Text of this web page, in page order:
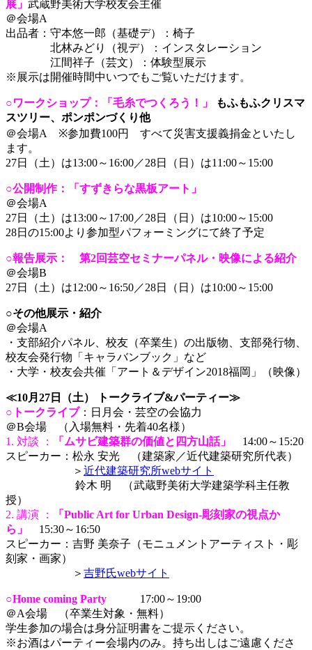
展」 武蔵野美術大学校友会主催
＠会場A
出品者：守本悠一郎（基礎デ）：椅子
北林みどり（視デ）：インスタレーション
江間祥子（芸文）：体験型展示
※展示は開催時間中いつでもご覧いただけます。
○ワークショップ：「毛糸でつくろう！」
もふもふクリスマ
スツリー、ポンポンづくり他
＠会場A
※参加費100円 すべて災害支援義捐金といたし
ます。
27日（土）は13:00～16:00／28日（日）は11:00～15:00
○公開制作：「すずきらな黒板アート」
＠会場A
27日（土）は13:00～17:00／28日（日）は10:00～15:00
28日の15:00より参加型パフォーミングにて終了予定
○報告展示： 第2回芸空セミナーパネル・映像による紹介
＠会場B
27日（土）は12:00～16:50／28日（日）は10:00～15:00
○その他展示・紹介
＠会場A
・支部紹介パネル、校友（卒業生）の出版物、支部発行物、
校友会発行物「キャラバンブック」など
・大学・校友会共催「アート＆デザイン2018福岡」（映像）
≪10月27日（土） トークライブ&パーティー≫
○トークライブ：日月会・芸空の会協力
＠B会場 （入場無料・先着40名様）
1. 対談 ：
「ムサビ建築群の価値と四方山話」
14:00～15:20
スピーカー：松永 安光 （建築家／近代建築研究所代表）
＞ 近代建築研究所webサイト
鈴木 明 （武蔵野美術大学建築学科主任教
授）
2. 講演 ：
「Public Art for Urban Design-彫刻家の視点か
ら」
15:30～16:50
スピーカー：吉野 美奈子（モニュメントアーティスト・彫
刻家・画家）
＞ 吉野氏webサイト
○Home coming Party
17:00～19:00
＠A会場 （卒業生対象・無料）
学生参加の場合は身分証明書をご提示ください。
※お酒はパーティー会場内のみ。持ち出しはご遠慮くださ